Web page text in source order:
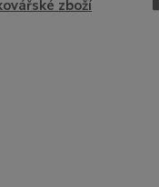
zboží